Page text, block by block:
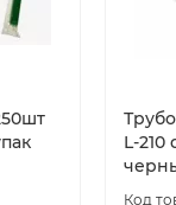
L-